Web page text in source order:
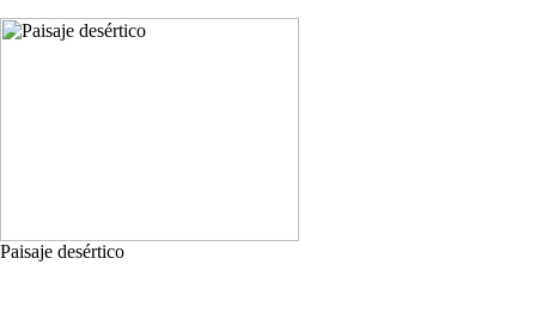
Paisaje desértico